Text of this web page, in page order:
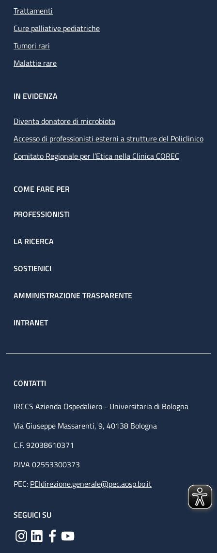
Trattamenti
Cure palliative pediatriche
Tumori rari
Malattie rare
IN EVIDENZA
Diventa donatore di microbiota
Accesso di professionisti esterni a strutture del Policlinico
Comitato Regionale per l’Etica nella Clinica COREC
COME FARE PER
PROFESSIONISTI
LA RICERCA
SOSTIENICI
AMMINISTRAZIONE TRASPARENTE
INTRANET
CONTATTI
IRCCS Azienda Ospedaliero - Universitaria di Bologna
Via Giuseppe Massarenti, 9, 40138 Bologna
C.F. 92038610371
P.IVA 02553300373
PEC: PEIdirezione.generale@pec.aosp.bo.it
SEGUICI SU